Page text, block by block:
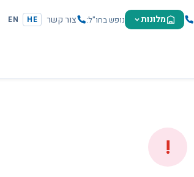
מלונות נופש בחו"ל צור קשר HE
EN
!